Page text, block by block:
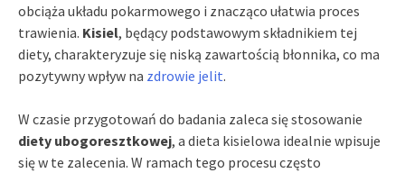
obciąża układu pokarmowego i znacząco ułatwia proces
trawienia. Kisiel, będący podstawowym składnikiem tej
diety, charakteryzuje się niską zawartością błonnika, co ma
pozytywny wpływ na zdrowie jelit.
W czasie przygotowań do badania zaleca się stosowanie
diety ubogoresztkowej, a dieta kisielowa idealnie wpisuje
się w te zalecenia. W ramach tego procesu często